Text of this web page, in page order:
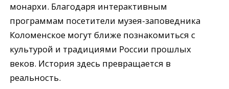
монархи. Благодаря интерактивным
программам посетители музея-заповедника
Коломенское могут ближе познакомиться с
культурой и традициями России прошлых
веков. История здесь превращается в
реальность.